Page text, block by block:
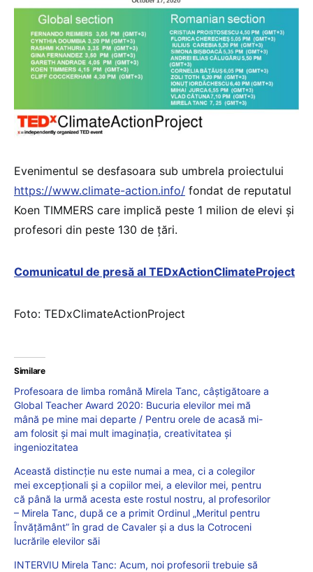
Evenimentul se desfasoara sub umbrela proiectului
https://www.climate-action.info/ fondat de reputatul
Koen TIMMERS care implică peste 1 milion de elevi și
profesori din peste 130 de țări.
Comunicatul de presă al TEDxActionClimateProject
Foto: TEDxClimateActionProject
Similare
Profesoara de limba română Mirela Tanc, câștigătoare a
Global Teacher Award 2020: Bucuria elevilor mei mă
mână pe mine mai departe / Pentru orele de acasă mi-
am folosit și mai mult imaginația, creativitatea și
ingeniozitatea
Această distincție nu este numai a mea, ci a colegilor
mei excepționali și a copiilor mei, a elevilor mei, pentru
că până la urmă acesta este rostul nostru, al profesorilor
– Mirela Tanc, după ce a primit Ordinul „Meritul pentru
Învățământ” în grad de Cavaler și a dus la Cotroceni
lucrările elevilor săi
INTERVIU Mirela Tanc: Acum, noi profesorii trebuie să